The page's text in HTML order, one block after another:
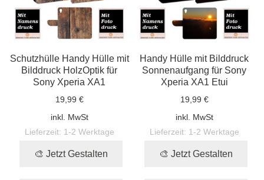
Schutzhülle Handy Hülle mit
Bilddruck HolzOptik für
Sony Xperia XA1
19,99 €
inkl. MwSt
Lieferzeit: 1-2 Werktage
🎨 Jetzt Gestalten
Handy Hülle mit Bilddruck
Sonnenaufgang für Sony
Xperia XA1 Etui
19,99 €
inkl. MwSt
Lieferzeit: 1-2 Werktage
🎨 Jetzt Gestalten